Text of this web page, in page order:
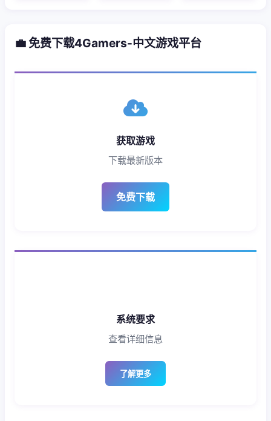
💼 免费下载4Gamers-中文游戏平台
获取游戏
下载最新版本
免费下载
系统要求
查看详细信息
了解更多